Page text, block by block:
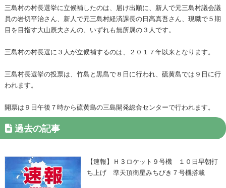
三島村の村長選挙に立候補したのは、届け出順に、新人で元三島村議会議
員の岩切平治さん、新人で元三島村経済課長の日高真吾さん、現職で５期
目を目指す大山辰夫さんの、いずれも無所属の３人です。
三島村の村長選に３人が立候補するのは、２０１７年以来となります。
三島村長選挙の投票は、竹島と黒島で８日に行われ、硫黄島では９日に行
われます。
開票は９日午後７時から硫黄島の三島開発総合センターで行われます。
過去の記事
【速報】Ｈ３ロケット９号機 １０日早朝打
ち上げ 準天頂衛星みちびき７号機搭載